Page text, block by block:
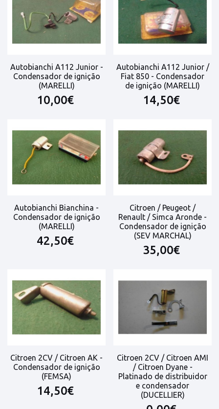
Autobianchi A112 Junior -
Condensador de ignição
(MARELLI)
10,00€
Autobianchi A112 Junior /
Fiat 850 - Condensador
de ignição (MARELLI)
14,50€
Autobianchi Bianchina -
Condensador de ignição
(MARELLI)
42,50€
Citroen / Peugeot /
Renault / Simca Aronde -
Condensador de ignição
(SEV MARCHAL)
35,00€
Citroen 2CV / Citroen AK -
Condensador de ignição
(FEMSA)
14,50€
Citroen 2CV / Citroen AMI
/ Citroen Dyane -
Platinado de distribuidor
e condensador
(DUCELLIER)